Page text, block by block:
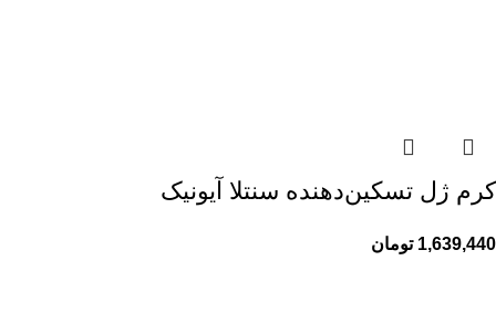
کرم ژل تسکین‌دهنده سنتلا آیونیک
1,639,440 تومان